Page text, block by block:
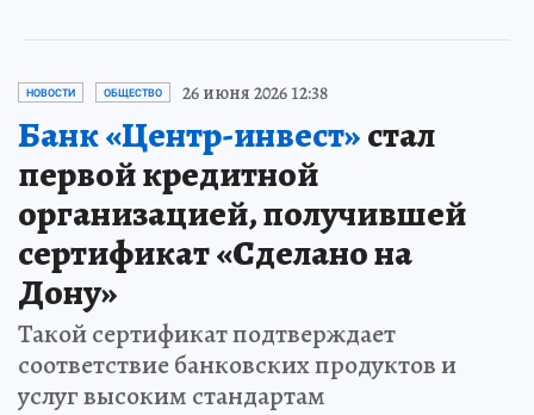
НОВОСТИ ОБЩЕСТВО 26 июня 2026 12:38
Банк «Центр-инвест»стал
первой кредитной
организацией, получившей
сертификат «Сделано на
Дону»
Такой сертификат подтверждает
соответствие банковских продуктов и
услуг высоким стандартам